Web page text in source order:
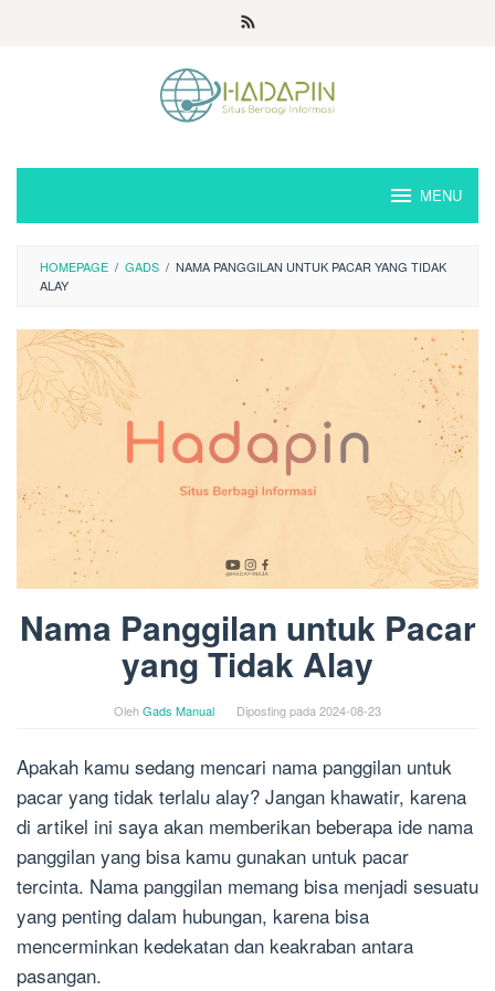
MENU
HOMEPAGE / GADS / NAMA PANGGILAN UNTUK PACAR YANG TIDAK
ALAY
Nama Panggilan untuk Pacar
yang Tidak Alay
OlehGads Manual Diposting pada 2024-08-23
Apakah kamu sedang mencari nama panggilan untuk
pacar yang tidak terlalu alay? Jangan khawatir, karena
di artikel ini saya akan memberikan beberapa ide nama
panggilan yang bisa kamu gunakan untuk pacar
tercinta. Nama panggilan memang bisa menjadi sesuatu
yang penting dalam hubungan, karena bisa
mencerminkan kedekatan dan keakraban antara
pasangan.